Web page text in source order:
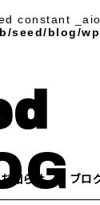
constant
seed/blog/
お知らせ ブロ